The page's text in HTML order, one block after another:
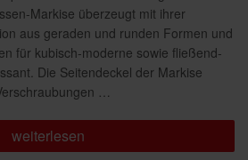
Markise überzeugt mit ihrer
aus geraden und runden Formen und
für kubisch-moderne sowie fließend-
Die Seitendeckel der Markise
…
„Die
neue
weiterlesen